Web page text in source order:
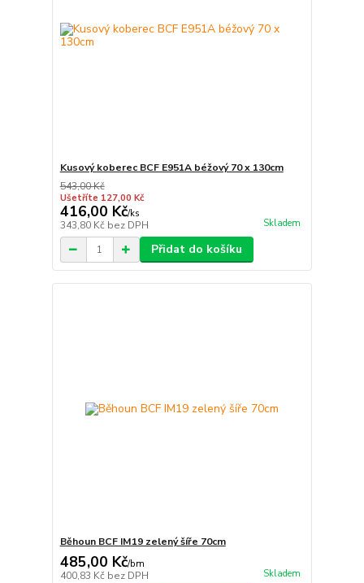
Kusový koberec BCF E951A béžový 70 x 130cm
543,00 Kč
Ušetříte 127,00 Kč
416,00 Kč/ks
343,80 Kč bez DPH Skladem
Přidat do košíku
Běhoun BCF IM19 zelený šíře 70cm
485,00 Kč/bm
400,83 Kč bez DPH Skladem